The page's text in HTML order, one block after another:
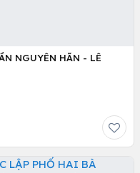
NGUYÊN HÃN - LÊ